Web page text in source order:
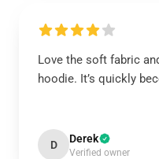
Love the soft fabric
hoodie. It’s quickly
D Derek
Verified owner